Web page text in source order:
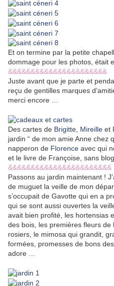
Et on termine par la petite
dommage pour les photos, était
&&&&&&&&&&&&&&&&&&&&&&
Juste avant que je parte et
reçu de gentilles marques
merci encore …
Des cartes de Brigitte Mireille et
jardin “ de mon amie Anne chez
napperon de Florence avec qui
et le livre de Françoise, sans blog.
&&&&&&&&&&&&&&&&&&&&&&&
Passons au jardin maintenant !
de muguet la veille de mon
s’occupait de Gavotte qui en a
qui se sont aussi ouvertes la
avait bien profité, les hortensias
des bois, les premières fleurs de
rosiers, le mimosa qui grandit,
formées, promesses de bons
adore …